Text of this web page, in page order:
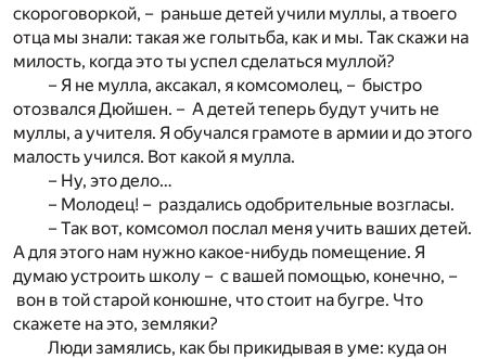
скороговоркой, – раньше детей учили муллы, а твоего
отца мы знали: такая же голытьба, как и мы. Так скажи на
милость, когда это ты успел сделаться муллой?
– Я не мулла, аксакал, я комсомолец, – быстро
отозвался Дюйшен. – А детей теперь будут учить не
муллы, а учителя. Я обучался грамоте в армии и до этого
малость учился. Вот какой я мулла.
– Ну, это дело…
– Молодец! – раздались одобрительные возгласы.
– Так вот, комсомол послал меня учить ваших детей.
А для этого нам нужно какое-нибудь помещение. Я
думаю устроить школу – с вашей помощью, конечно, –
вон в той старой конюшне, что стоит на бугре. Что
скажете на это, земляки?
Люди замялись, как бы прикидывая в уме: куда он